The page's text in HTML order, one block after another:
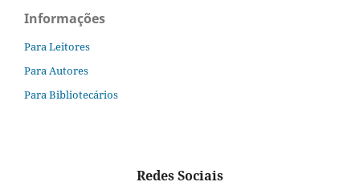
Informações
Para Leitores
Para Autores
Para Bibliotecários
Redes Sociais